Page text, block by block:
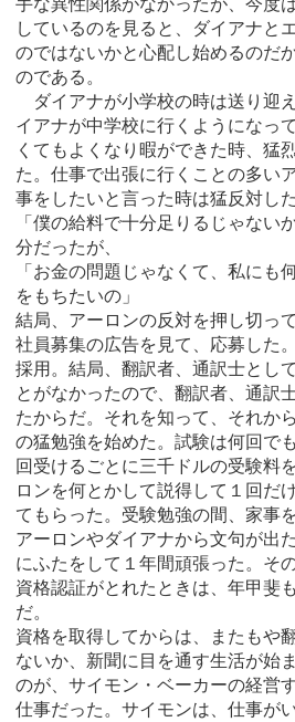
しているのを見ると、ダイアナと
のではないかと心配し始めるのだ
のである。
ダイアナが小学校の時は送り迎
イアナが中学校に行くようになっ
くてもよくなり暇ができた時、猛
た。仕事で出張に行くことの多い
事をしたいと言った時は猛反対した
「僕の給料で十分足りるじゃない
分だったが、
「お金の問題じゃなくて、私にも
をもちたいの」
結局、アーロンの反対を押し切っ
社員募集の広告を見て、応募した
採用。結局、翻訳者、通訳士とし
とがなかったので、翻訳者、通訳
たからだ。それを知って、それか
の猛勉強を始めた。試験は何回で
回受けるごとに三千ドルの受験料
ロンを何とかして説得して１回だ
てもらった。受験勉強の間、家事
アーロンやダイアナから文句が出
にふたをして１年間頑張った。そ
資格認証がとれたときは、年甲斐
だ。
資格を取得してからは、またもや
ないか、新聞に目を通す生活が始
のが、サイモン・ベーカーの経営
仕事だった。サイモンは、仕事が